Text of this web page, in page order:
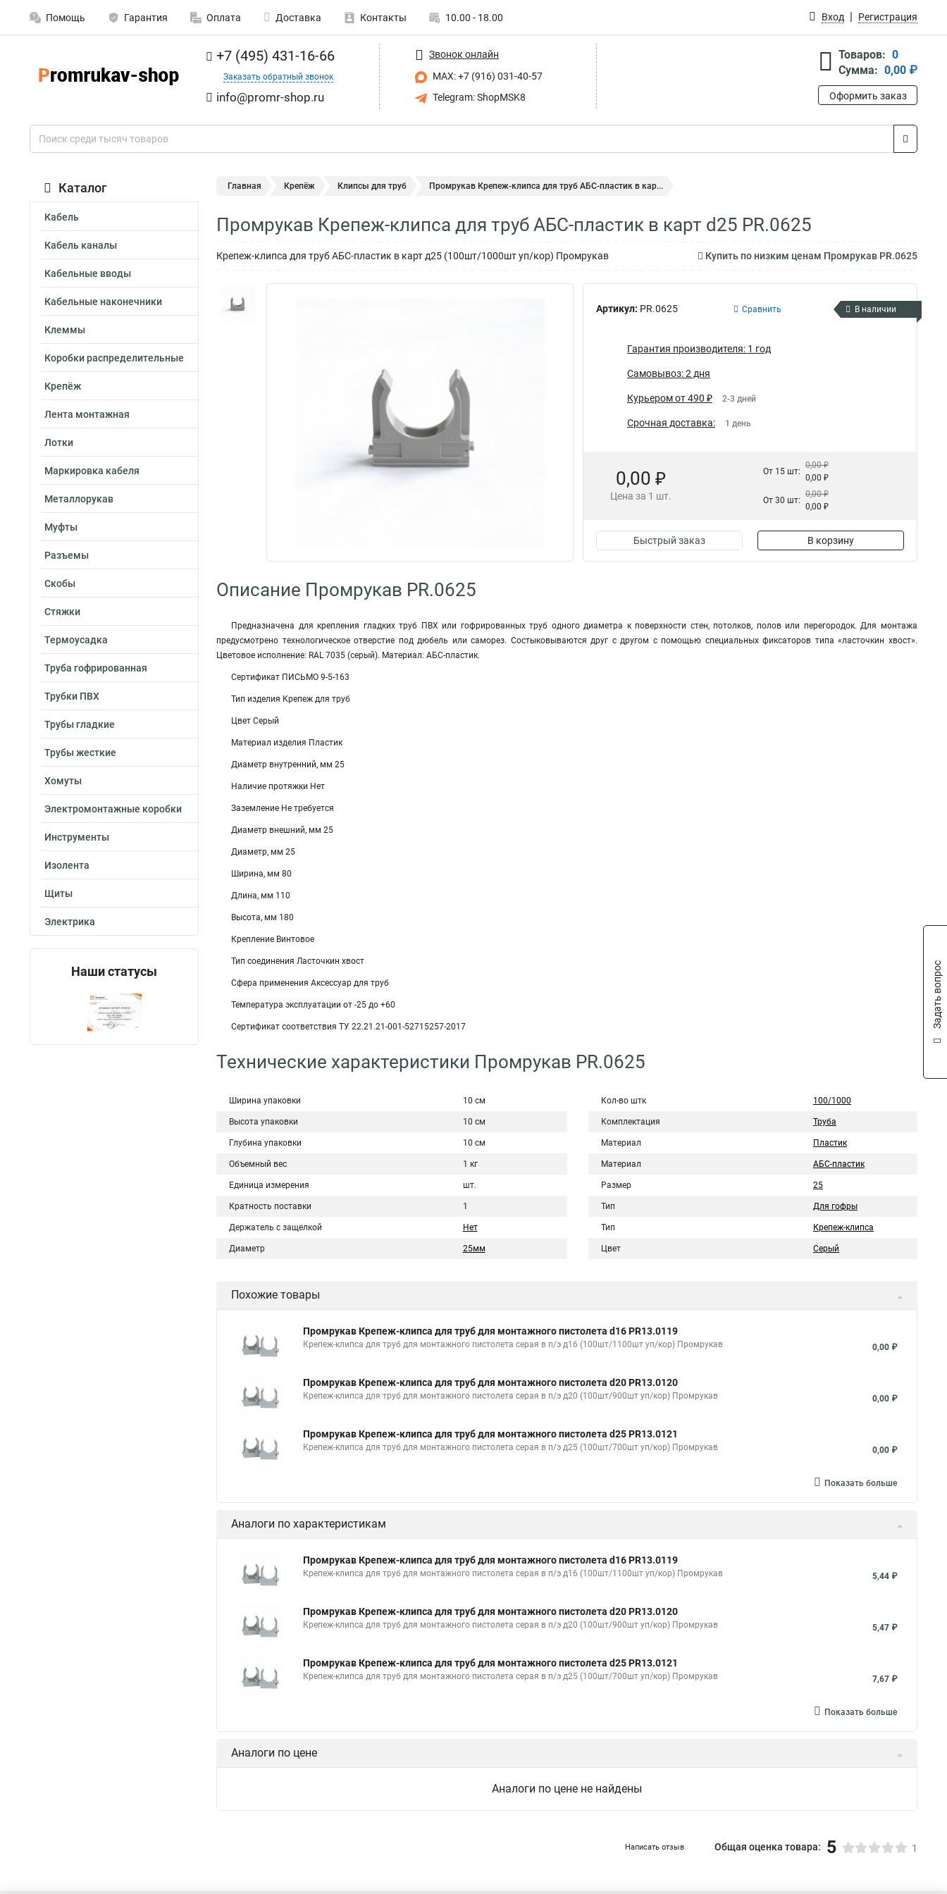
Помощь Гарантия Оплата Доставка Контакты 10.00 - 18.00 Вход Регистрация
+7 (495) 431-16-66
Заказать обратный звонок
info@promr-shop.ru
Звонок онлайн
MAX: +7 (916) 031-40-57
Telegram: ShopMSK8
Товаров: 0
Сумма: 0,00 ₽
Оформить заказ
Каталог
Кабель
Кабель каналы
Кабельные вводы
Кабельные наконечники
Клеммы
Коробки распределительные
Крепёж
Лента монтажная
Лотки
Маркировка кабеля
Металлорукав
Муфты
Разъемы
Скобы
Стяжки
Термоусадка
Труба гофрированная
Трубки ПВХ
Трубы гладкие
Трубы жесткие
Хомуты
Электромонтажные коробки
Инструменты
Изолента
Щиты
Электрика
Наши статусы
Главная Крепёж Клипсы для труб Промрукав Крепеж-клипса для труб АБС-пластик в кар...
Промрукав Крепеж-клипса для труб АБС-пластик в карт d25 PR.0625
Крепеж-клипса для труб АБС-пластик в карт д25 (100шт/1000шт уп/кор) Промрукав Купить по низким ценам Промрукав PR.0625
Артикул: PR.0625 Сравнить В наличии
Гарантия производителя: 1 год
Самовывоз: 2 дня
Курьером от 490 ₽ 2-3 дней
Срочная доставка: 1 день
0,00 ₽
Цена за 1 шт.
От 15 шт:
0,00 ₽
0,00 ₽
От 30 шт:
0,00 ₽
0,00 ₽
Быстрый заказ В корзину
Описание Промрукав PR.0625
Предназначена для крепления гладких труб ПВХ или гофрированных труб одного диаметра к поверхности стен, потолков, полов или перегородок. Для монтажа
предусмотрено технологическое отверстие под дюбель или саморез. Состыковываются друг с другом с помощью специальных фиксаторов типа «ласточкин хвост».
Цветовое исполнение: RAL 7035 (серый). Материал: АБС-пластик.
Сертификат ПИСЬМО 9-5-163
Тип изделия Крепеж для труб
Цвет Серый
Материал изделия Пластик
Диаметр внутренний, мм 25
Наличие протяжки Нет
Заземление Не требуется
Диаметр внешний, мм 25
Диаметр, мм 25
Ширина, мм 80
Длина, мм 110
Высота, мм 180
Крепление Винтовое
Тип соединения Ласточкин хвост
Сфера применения Аксессуар для труб
Температура эксплуатации от -25 до +60
Сертификат соответствия ТУ 22.21.21-001-52715257-2017
Технические характеристики Промрукав PR.0625
Ширина упаковки 10 см
Высота упаковки 10 см
Глубина упаковки 10 см
Объемный вес 1 кг
Единица измерения шт.
Кратность поставки 1
Держатель с защелкой Нет
Диаметр 25мм
Кол-во штк 100/1000
Комплектация Труба
Материал Пластик
Материал АБС-пластик
Размер 25
Тип Для гофры
Тип Крепеж-клипса
Цвет Серый
Похожие товары
Промрукав Крепеж-клипса для труб для монтажного пистолета d16 PR13.0119
Крепеж-клипса для труб для монтажного пистолета серая в п/э д16 (100шт/1100шт уп/кор) Промрукав 0,00 ₽
Промрукав Крепеж-клипса для труб для монтажного пистолета d20 PR13.0120
Крепеж-клипса для труб для монтажного пистолета серая в п/э д20 (100шт/900шт уп/кор) Промрукав 0,00 ₽
Промрукав Крепеж-клипса для труб для монтажного пистолета d25 PR13.0121
Крепеж-клипса для труб для монтажного пистолета серая в п/э д25 (100шт/700шт уп/кор) Промрукав 0,00 ₽
Показать больше
Аналоги по характеристикам
Промрукав Крепеж-клипса для труб для монтажного пистолета d16 PR13.0119
Крепеж-клипса для труб для монтажного пистолета серая в п/э д16 (100шт/1100шт уп/кор) Промрукав 5,44 ₽
Промрукав Крепеж-клипса для труб для монтажного пистолета d20 PR13.0120
Крепеж-клипса для труб для монтажного пистолета серая в п/э д20 (100шт/900шт уп/кор) Промрукав 5,47 ₽
Промрукав Крепеж-клипса для труб для монтажного пистолета d25 PR13.0121
Крепеж-клипса для труб для монтажного пистолета серая в п/э д25 (100шт/700шт уп/кор) Промрукав 7,67 ₽
Показать больше
Аналоги по цене
Аналоги по цене не найдены
Написать отзыв Общая оценка товара: 5 1
Задать вопрос